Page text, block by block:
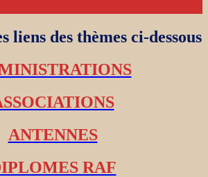
liens des thèmes ci-dessous
ANTENNES
RAF